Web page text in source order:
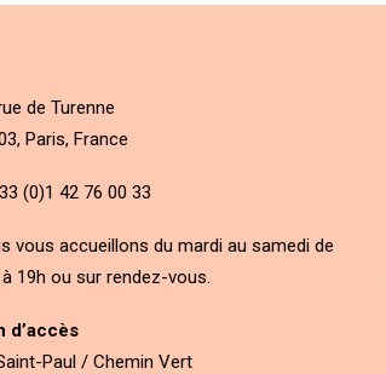
de Turenne
Paris, France
(0)1 42 76 00 33
vous accueillons du mardi au samedi de
à 19h ou sur rendez-vous.
d’accès
Paul / Chemin Vert